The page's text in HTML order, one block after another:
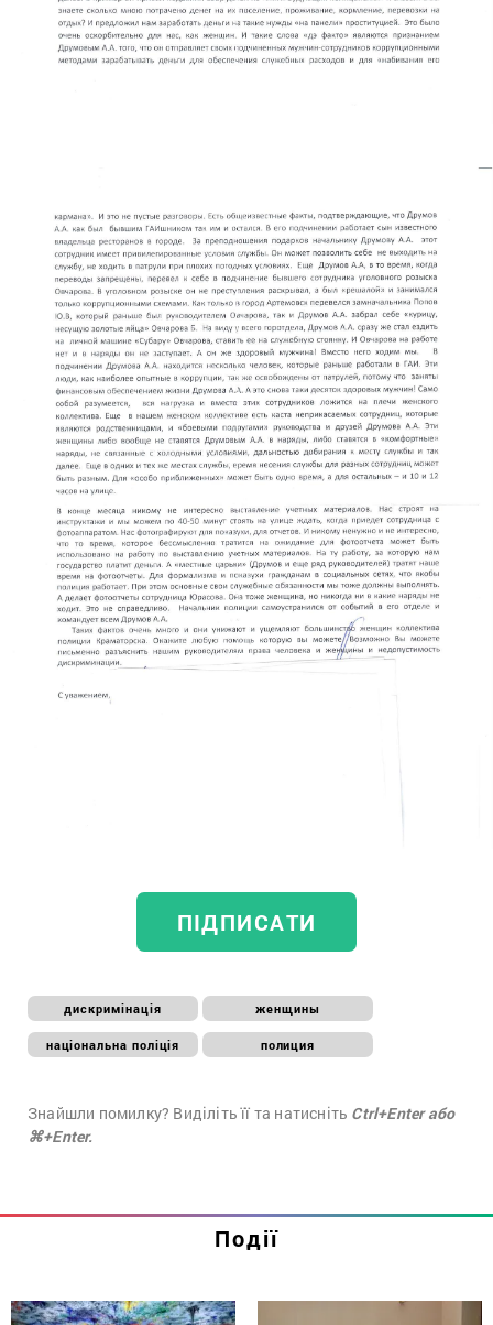
ПІДПИСАТИ
дискримінація женщины
національна поліція полиция
Знайшли помилку? Виділіть її та натисніть Ctrl+Enter або
⌘+Enter.
Події